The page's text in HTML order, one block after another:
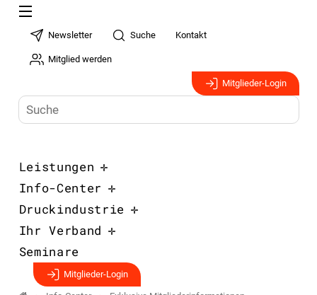
Newsletter Suche Kontakt
Mitglied werden
Mitglieder-Login
Leistungen
Info-Center
Druckindustrie
Ihr Verband
Seminare
Mitglieder-Login